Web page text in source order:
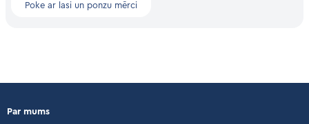
Poke ar lasi un ponzu mērci
Par mums